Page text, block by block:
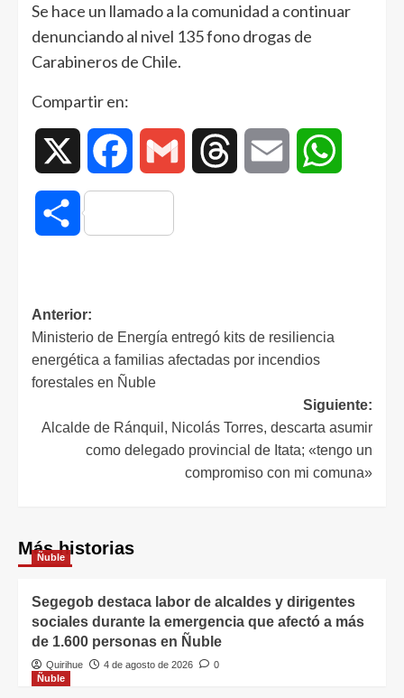
Se hace un llamado a la comunidad a continuar
denunciando al nivel 135 fono drogas de
Carabineros de Chile.
Compartir en:
Facebook Gmail Threads Email
Compartir
Anterior:
Ministerio de Energía entregó kits de resiliencia
energética a familias afectadas por incendios
forestales en Ñuble
Siguiente:
Alcalde de Ránquil, Nicolás Torres, descarta asumir
como delegado provincial de Itata; «tengo un
compromiso con mi comuna»
Más historias
Ñuble
Segegob destaca labor de alcaldes y dirigentes
sociales durante la emergencia que afectó a más
de 1.600 personas en Ñuble
Quirihue 4 de agosto de 2026
0
Ñuble